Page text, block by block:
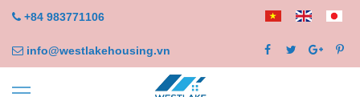
+84 983771106
info@westlakehousing.vn